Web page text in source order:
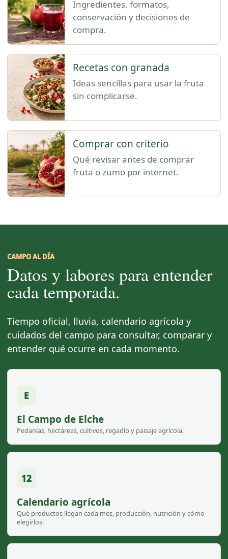
Ingredientes, formatos,
conservación y decisiones de
compra.
Recetas con granada
Ideas sencillas para usar la fruta
sin complicarse.
Comprar con criterio
Qué revisar antes de comprar
fruta o zumo por internet.
CAMPO AL DÍA
Datos y labores para entender
cada temporada.
Tiempo oficial, lluvia, calendario agrícola y
cuidados del campo para consultar, comparar y
entender qué ocurre en cada momento.
E
El Campo de Elche
Pedanías, hectáreas, cultivos, regadío y paisaje agrícola.
12
Calendario agrícola
Qué productos llegan cada mes, producción, nutrición y cómo
elegirlos.